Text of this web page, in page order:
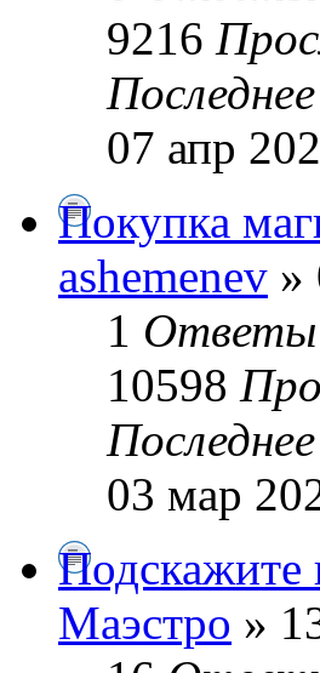
9216
07 апр
Покупка
ashemenev »
1 Ответы
10598
03 мар
Подскажите
Маэстро »